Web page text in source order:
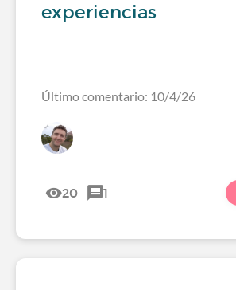
experiencias
Último comentario: 10/4/26
20 1